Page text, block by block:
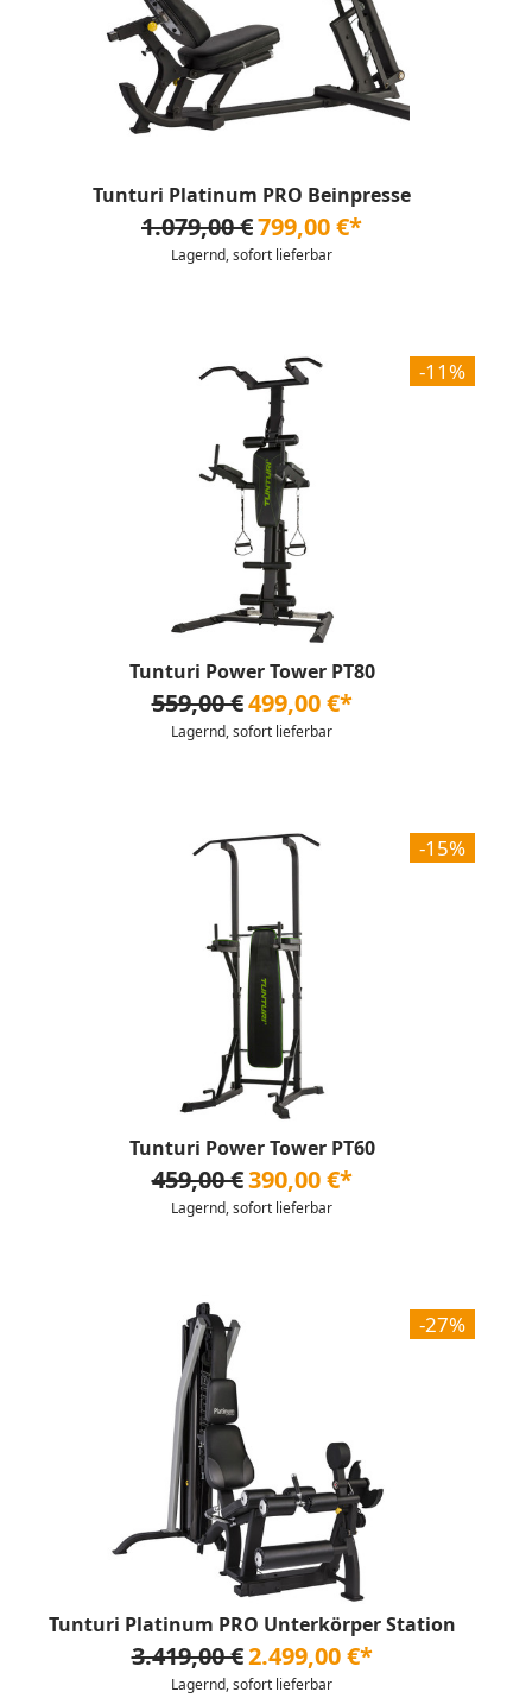
Tunturi Platinum PRO Beinpresse
1.079,00 €799,00 €*
Lagernd, sofort lieferbar
-11%
Tunturi Power Tower PT80
559,00 €499,00 €*
Lagernd, sofort lieferbar
-15%
Tunturi Power Tower PT60
459,00 €390,00 €*
Lagernd, sofort lieferbar
-27%
Tunturi Platinum PRO Unterkörper Station
3.419,00 €2.499,00 €*
Lagernd, sofort lieferbar